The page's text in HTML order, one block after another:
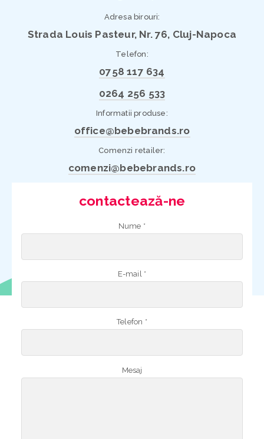
Adresa birouri:
Strada Louis Pasteur, Nr. 76, Cluj-Napoca
Telefon:
0758 117 634
0264 256 533
Informatii produse:
office@bebebrands.ro
Comenzi retailer:
comenzi@bebebrands.ro
contactează-ne
Nume *
E-mail *
Telefon *
Mesaj